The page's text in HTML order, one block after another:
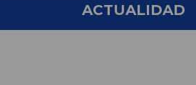
ACTUALIDAD